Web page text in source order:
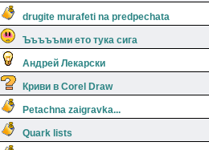
drugite murafeti na predpechata
Ъъъъъми ето тука сига
Андрей Лекарски
Криви в Corel Draw
Petachna zaigravka...
Quark lists